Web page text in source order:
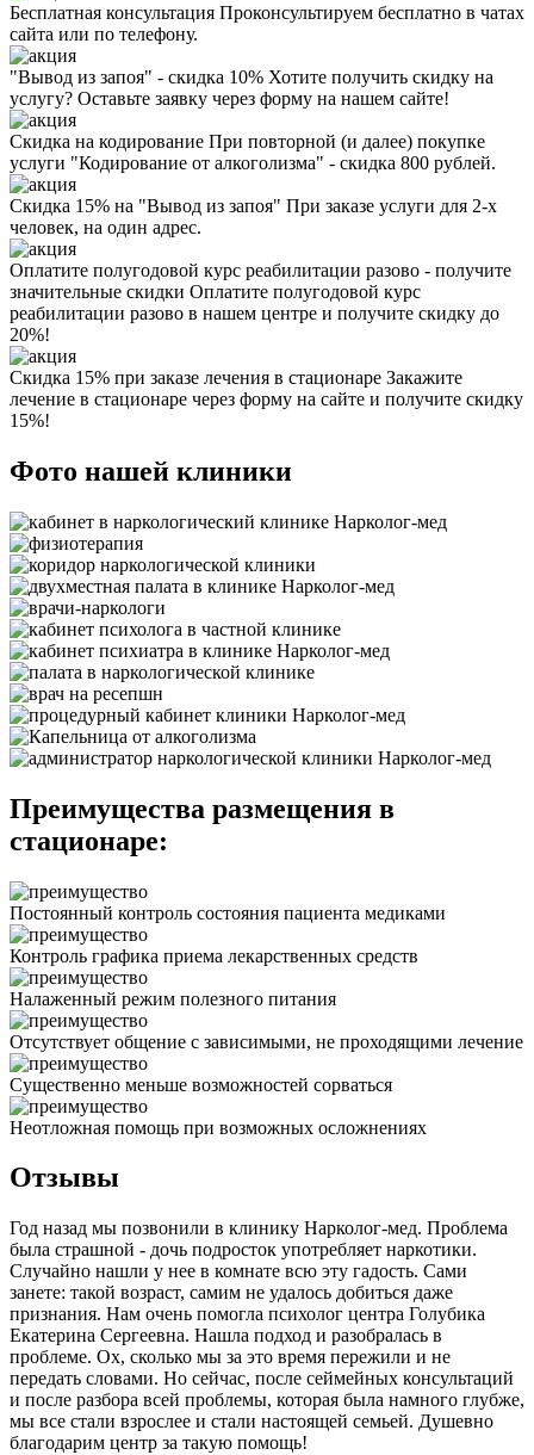
Бесплатная консультация Проконсультируем бесплатно в чатах
сайта или по телефону.
"Вывод из запоя" - скидка 10% Хотите получить скидку на
услугу? Оставьте заявку через форму на нашем сайте!
Скидка на кодирование При повторной (и далее) покупке
услуги "Кодирование от алкоголизма" - скидка 800 рублей.
Скидка 15% на "Вывод из запоя" При заказе услуги для 2-х
человек, на один адрес.
Оплатите полугодовой курс реабилитации разово - получите
значительные скидки Оплатите полугодовой курс
реабилитации разово в нашем центре и получите скидку до
20%!
Скидка 15% при заказе лечения в стационаре Закажите
лечение в стационаре через форму на сайте и получите скидку
15%!
Фото нашей клиники
Преимущества размещения в
стационаре:
Постоянный контроль состояния пациента медиками
Контроль графика приема лекарственных средств
Налаженный режим полезного питания
Отсутствует общение с зависимыми, не проходящими лечение
Существенно меньше возможностей сорваться
Неотложная помощь при возможных осложнениях
Отзывы
Год назад мы позвонили в клинику Нарколог-мед. Проблема
была страшной - дочь подросток употребляет наркотики.
Случайно нашли у нее в комнате всю эту гадость. Сами
занете: такой возраст, самим не удалось добиться даже
признания. Нам очень помогла психолог центра Голубика
Екатерина Сергеевна. Нашла подход и разобралась в
проблеме. Ох, сколько мы за это время пережили и не
передать словами. Но сейчас, после сеймейных консультаций
и после разбора всей проблемы, которая была намного глубже,
мы все стали взрослее и стали настоящей семьей. Душевно
благодарим центр за такую помощь!